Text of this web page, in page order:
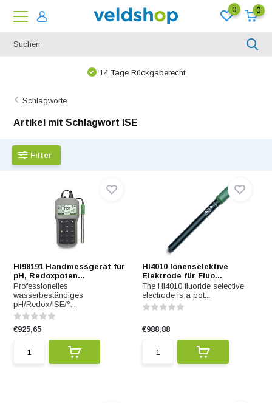
0 0
Bei uns ist nichts unmöglich!
Schlagworte
Artikel mit Schlagwort ISE
Filter
HI98191 Handmessgerät für
pH, Redoxpoten...
Professionelles
wasserbeständiges
pH/Redox/ISE/°...
€925,65
HI4010 Ionenselektive
Elektrode für Fluo...
The HI4010 fluoride selective
electrode is a pot...
€988,88